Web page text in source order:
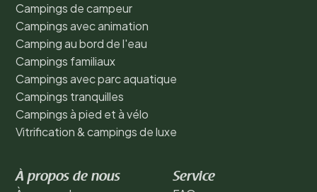
Campings de campeur
Campings avec animation
Camping au bord de l'eau
Campings familiaux
Campings avec parc aquatique
Campings tranquilles
Campings à pied et à vélo
Vitrification & campings de luxe
À propos de nous Service